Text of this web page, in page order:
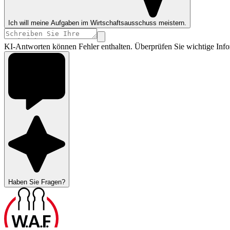
Ich will meine Aufgaben im Wirtschaftsausschuss meistern.
KI-Antworten können Fehler enthalten. Überprüfen Sie wichtige
Haben Sie Fragen?